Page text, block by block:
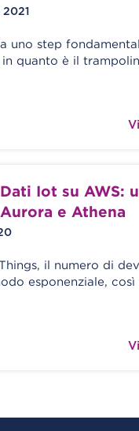
uno step
quanto è il
Iot su AWS:
e Athena
il numero di
esponenziale, così